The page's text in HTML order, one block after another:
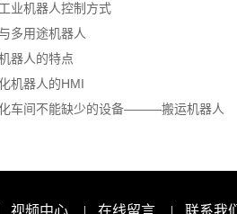
业机器人控制方式
多用途机器人
器人的特点
机器人的HMI
车间不能缺少的设备———搬运机器人
视频中心 | 在线留言 | 联系我们